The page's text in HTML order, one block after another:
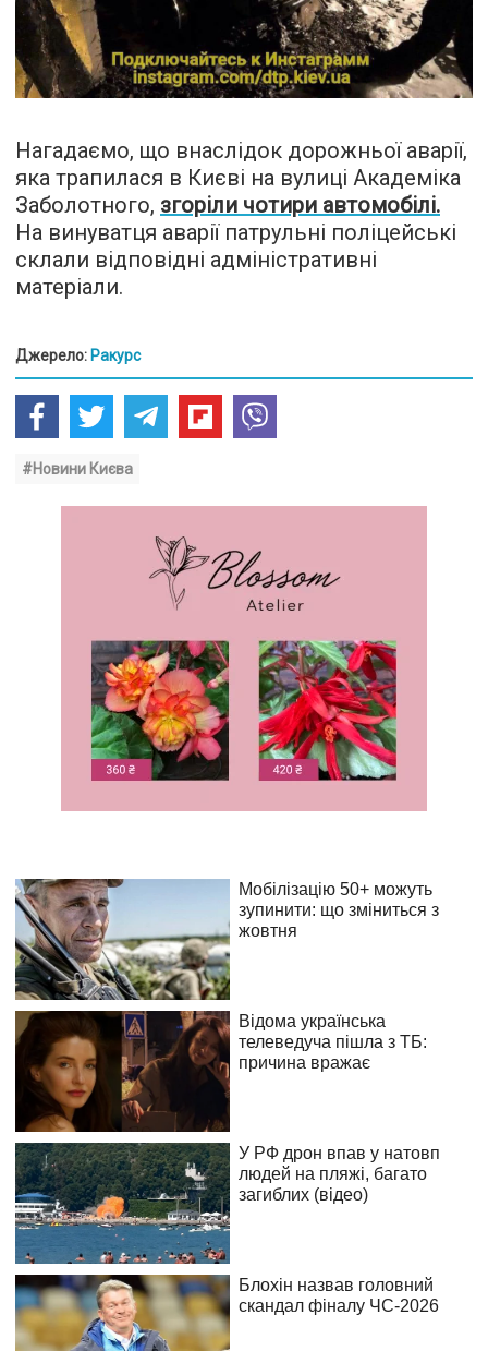
Нагадаємо, що внаслідок дорожньої аварії,
яка трапилася в Києві на вулиці Академіка
Заболотного, згоріли чотири автомобілі.
На винуватця аварії патрульні поліцейські
склали відповідні адміністративні
матеріали.
Джерело: Ракурс
#Новини Києва